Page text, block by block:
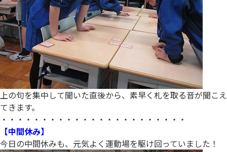
上の句を集中して聞いた直後から、素早く札を取る音が聞こえ
てきます。
・・・・・・・・・・・・・・・・・・・・・・・
【中間休み】
今日の中間休みも、元気よく運動場を駆け回っていました！